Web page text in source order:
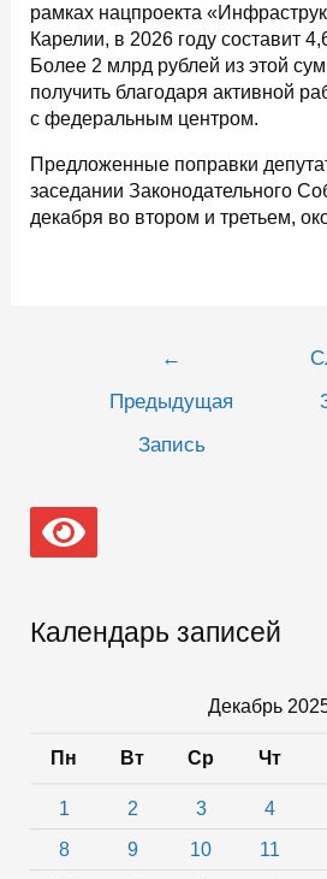
рамках нацпроекта
Карелии, в 2026 году составит
Более 2 млрд рублей из этой
получить благодаря активной
с федеральным центром.
Предложенные поправки
заседании Законодательного
декабря во втором и третьем,
записям
←
Предыдущая
Запись
Календарь записей
Декабрь
Пн Вт Ср Чт
1 2 3 4
8
9 10 11